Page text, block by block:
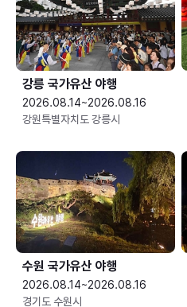
강릉 국가유산 야행
2026.08.14~2026.08.16
강원특별자치도 강릉시
수원 국가유산 야행
2026.08.14~2026.08.16
경기도 수원시